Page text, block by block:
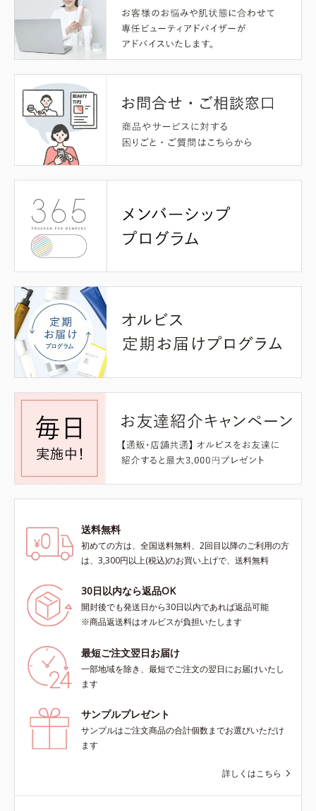
送料無料
初めての方は、全国送料無料、2回目以降のご利用の方
は、3,300円以上(税込)のお買い上げで、送料無料
30日以内なら返品OK
開封後でも発送日から30日以内であれば返品可能
※商品返送料はオルビスが負担いたします
最短ご注文翌日お届け
一部地域を除き、最短でご注文の翌日にお届けいたし
ます
サンプルプレゼント
サンプルはご注文商品の合計個数までお選びいただけ
ます
詳しくはこちら